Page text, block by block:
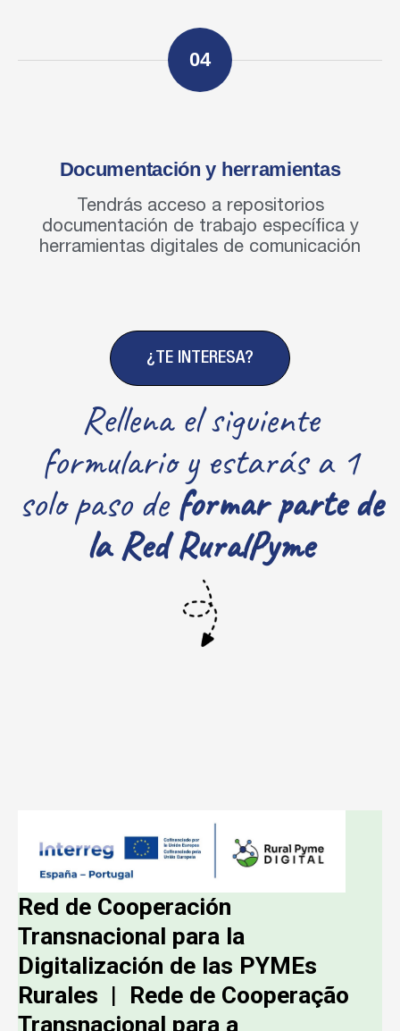
04
Documentación y herramientas
Tendrás acceso a repositorios
documentación de trabajo específica y
herramientas digitales de comunicación
¿TE INTERESA?
Rellena el siguiente
formulario y estarása 1
solo paso deformar parte de
la Red RuralPyme